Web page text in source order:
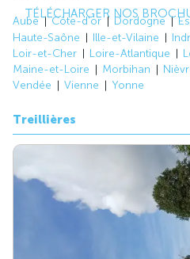
TÉLÉCHARGER NOS
Aube Côte-d'or Dordogne
Haute-Saône
Ille-et-Vilaine
Loir-et-Cher
Loire-Atlantique
Maine-et-Loire
Morbihan
Vendée
Vienne Yonne
Treillières